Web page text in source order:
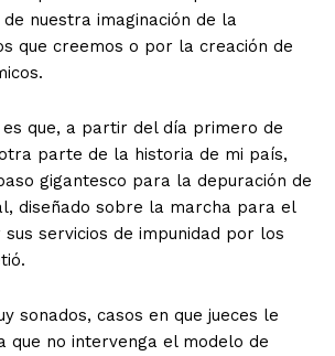
nuestra imaginación de la
que creemos o por la creación de
que, a partir del día primero de
parte de la historia de mi país,
gigantesco para la depuración de
diseñado sobre la marcha para el
servicios de impunidad por los
sonados, casos en que jueces le
que no intervenga el modelo de